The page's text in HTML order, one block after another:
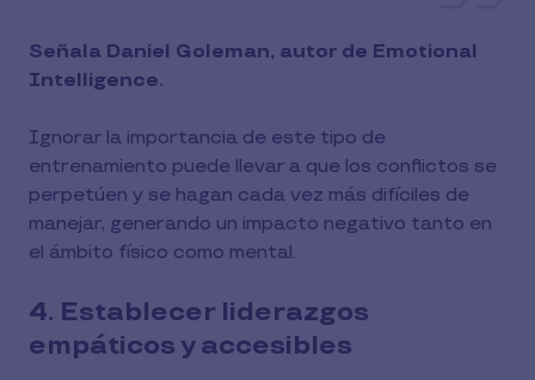
Señala Daniel Goleman, autor de Emotional
Intelligence.
Ignorar la importancia de este tipo de
entrenamiento puede llevar a que los conflictos se
perpetúen y se hagan cada vez más difíciles de
manejar, generando un impacto negativo tanto en
el ámbito físico como mental.
4. Establecer liderazgos
empáticos y accesibles